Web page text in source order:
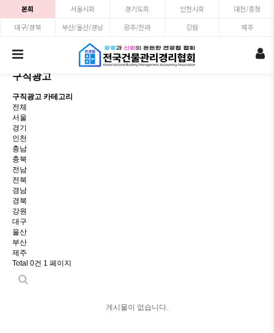
본회 서울시회 경기도회 인천시회
대전/충청
대구/경북
부산/울산/경남 광주/전라 강원 제주
구직광고
구직광고 카테고리
전체
서울
경기
인천
충남
충북
전남
전북
경남
경북
강원
대구
울산
부산
제주
Total 0건 1 페이지
게시물이 없습니다.